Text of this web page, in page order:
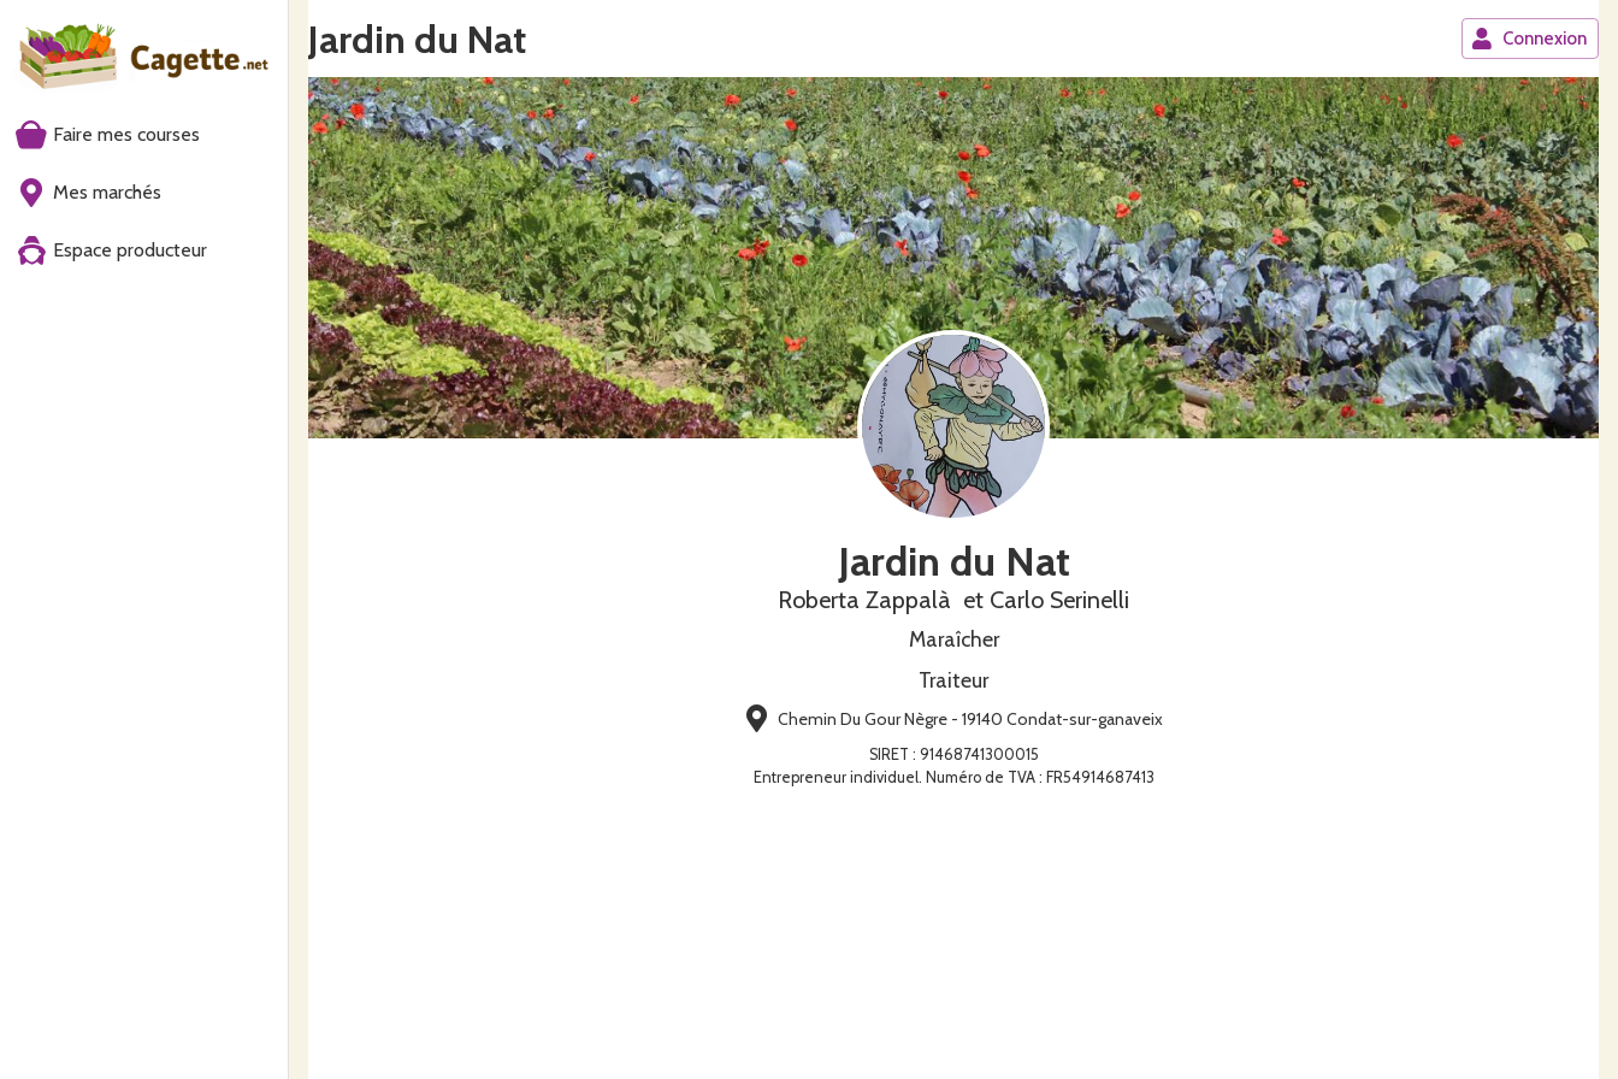
Faire mes courses
Mes marchés
Espace producteur
Jardin du Nat Connexion
Jardin du Nat
Roberta Zappalà et Carlo Serinelli
Maraîcher
Traiteur
Chemin Du Gour Nègre - 19140 Condat-sur-ganaveix
SIRET : 91468741300015
Entrepreneur individuel. Numéro de TVA : FR54914687413